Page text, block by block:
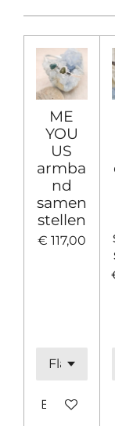
ME
YOU
US
armba
nd
samen
stellen
€ 117,00
Bekijk